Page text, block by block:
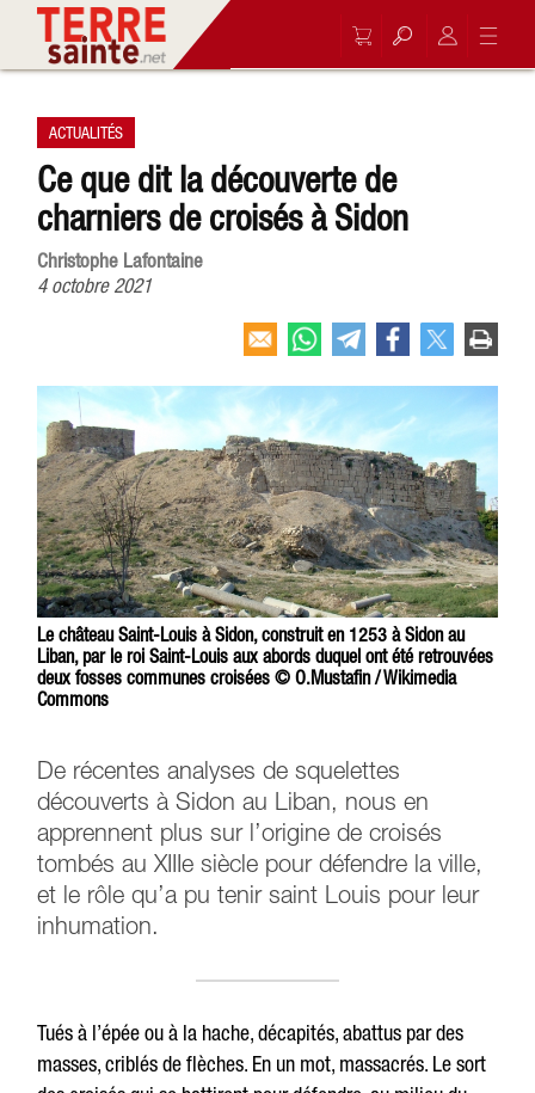
ACTUALITÉS
Ce que dit la découverte de
charniers de croisés à Sidon
Christophe Lafontaine
4 octobre 2021
Le château Saint-Louis à Sidon, construit en 1253 à Sidon au
Liban, par le roi Saint-Louis aux abords duquel ont été retrouvées
deux fosses communes croisées © O.Mustafin / Wikimedia
Commons
De récentes analyses de squelettes
découverts à Sidon au Liban, nous en
apprennent plus sur l’origine de croisés
tombés au XIIIe siècle pour défendre la ville,
et le rôle qu’a pu tenir saint Louis pour leur
inhumation.
Tués à l’épée ou à la hache, décapités, abattus par des
masses, criblés de flèches. En un mot, massacrés. Le sort